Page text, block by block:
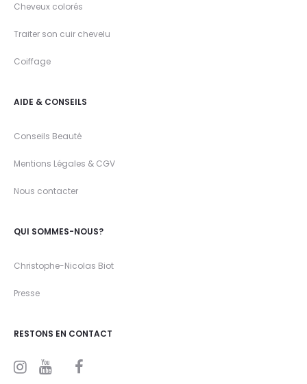
Cheveux colorés
Traiter son cuir chevelu
Coiffage
AIDE & CONSEILS
Conseils Beauté
Mentions Légales & CGV
Nous contacter
QUI SOMMES-NOUS?
Christophe-Nicolas Biot
Presse
RESTONS EN CONTACT